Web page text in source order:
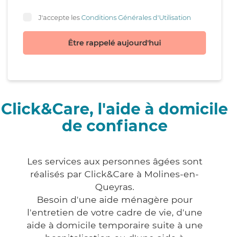
J'accepte lesConditions Générales d'Utilisation
Être rappelé aujourd'hui
Click&Care, l'aide à domicile
de confiance
Les services aux personnes âgées sont
réalisés par Click&Care à Molines-en-
Queyras.
Besoin d'une aide ménagère pour
l'entretien de votre cadre de vie, d'une
aide à domicile temporaire suite à une